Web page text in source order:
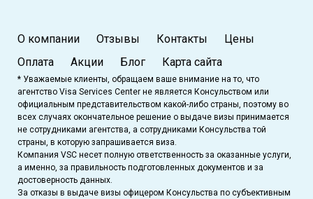
О компании Отзывы Контакты
Цены
Оплата
Акции Блог Карта сайта
* Уважаемые клиенты, обращаем ваше внимание на то, что
агентство Visa Services Center не является Консульством или
официальным представительством какой-либо страны, поэтому во
всех случаях окончательное решение о выдаче визы принимается
не сотрудниками агентства, а сотрудниками Консульства той
страны, в которую запрашивается виза.
Компания VSC несет полную ответственность за оказанные услуги,
а именно, за правильность подготовленных документов и за
достоверность данных.
За отказы в выдаче визы офицером Консульства по субъективным